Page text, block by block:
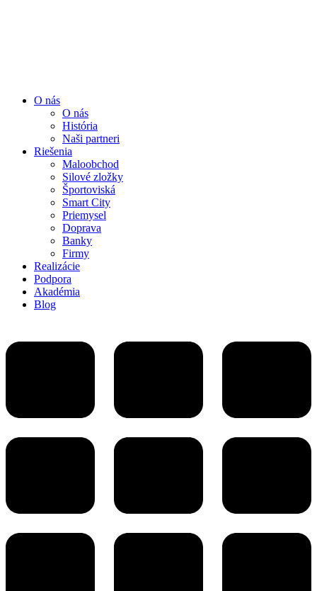
O nás
O nás
História
Naši partneri
Riešenia
Maloobchod
Silové zložky
Športoviská
Smart City
Priemysel
Doprava
Banky
Firmy
Realizácie
Podpora
Akadémia
Blog